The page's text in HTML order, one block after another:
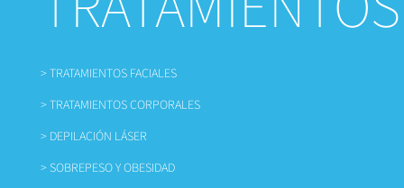
> TRATAMIENTOS FACIALES
> TRATAMIENTOS CORPORALES
> DEPILACIÓN LÁSER
> SOBREPESO Y OBESIDAD